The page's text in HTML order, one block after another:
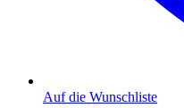
Auf die Wunschliste